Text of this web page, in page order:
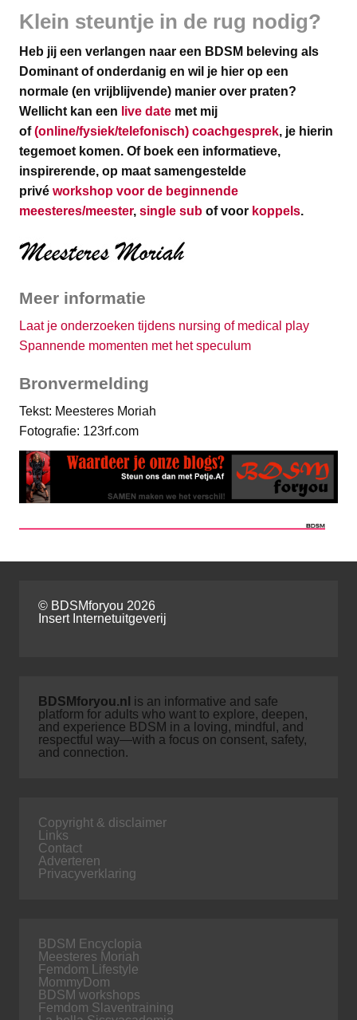
Klein steuntje in de rug nodig?
Heb jij een verlangen naar een BDSM beleving als
Dominant of onderdanig en wil je hier op een
normale (en vrijblijvende) manier over praten?
Wellicht kan een live date met mij
of(online/fysiek/telefonisch) coachgesprek, je hierin
tegemoet komen. Of boek een informatieve,
inspirerende, op maat samengestelde
privé workshop voor de beginnende
meesteres/meester, single sub of voor koppels.
Meer informatie
Laat je onderzoeken tijdens nursing of medical play
Spannende momenten met het speculum
Bronvermelding
Tekst: Meesteres Moriah
Fotografie: 123rf.com
© BDSMforyou 2026
Insert Internetuitgeverij
BDSMforyou.nl is an informative and safe
platform for adults who want to explore, deepen,
and experience BDSM in a loving, mindful, and
respectful way—with a focus on consent, safety,
and connection.
Copyright & disclaimer
Links
Contact
Adverteren
Privacyverklaring
BDSM Encyclopia
Meesteres Moriah
Femdom Lifestyle
MommyDom
BDSM workshops
Femdom Slaventraining